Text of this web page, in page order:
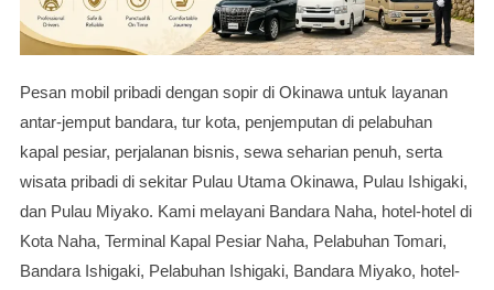
Pesan mobil pribadi dengan sopir di Okinawa untuk layanan
antar-jemput bandara, tur kota, penjemputan di pelabuhan
kapal pesiar, perjalanan bisnis, sewa seharian penuh, serta
wisata pribadi di sekitar Pulau Utama Okinawa, Pulau Ishigaki,
dan Pulau Miyako. Kami melayani Bandara Naha, hotel-hotel di
Kota Naha, Terminal Kapal Pesiar Naha, Pelabuhan Tomari,
Bandara Ishigaki, Pelabuhan Ishigaki, Bandara Miyako, hotel-